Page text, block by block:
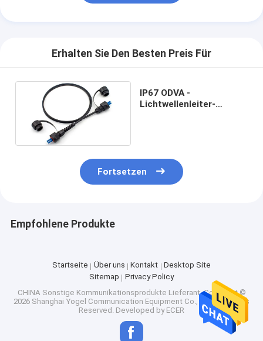
Erhalten Sie Den Besten Preis Für
IP67 ODVA -
Lichtwellenleiter-
Fortsetzen
Empfohlene Produkte
Startseite Über uns Kontakt
Desktop Site
Sitemap
Privacy Policy
CHINA Sonstige Kommunikationsprodukte Lieferant.Copyright ©
2026 Shanghai Yogel Communication Equipment Co., Ltd.. All Rights
Reserved. Developed by ECER